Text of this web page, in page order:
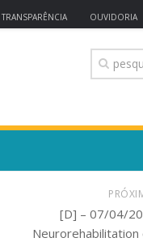
TRANSPARÊNCIA OUVIDORIA
[D] – 07/04/